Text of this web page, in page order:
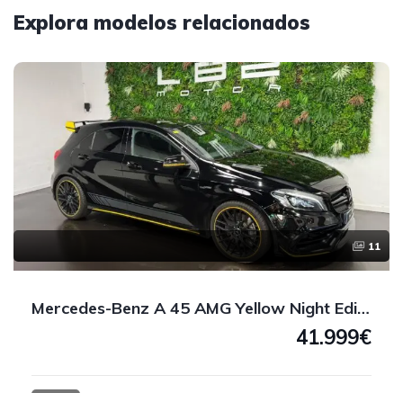
Explora modelos relacionados
11
Mercedes-Benz A 45 AMG Yellow Night Edition 4MATIC 381 CV
41.999€